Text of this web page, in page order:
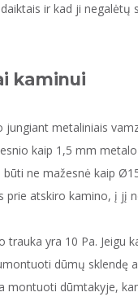
ir kad ji negalėtų
kaminui
jungiant metaliniais
kaip 1,5 mm
ne mažesnė kaip
prie atskiro kamino, į jį
trauka yra 10 Pa. Jeigu
dūmų sklendę
montuoti dūmtakyje,